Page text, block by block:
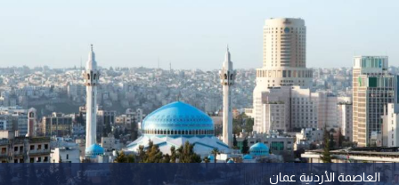
العاصمة الأردنية عمان